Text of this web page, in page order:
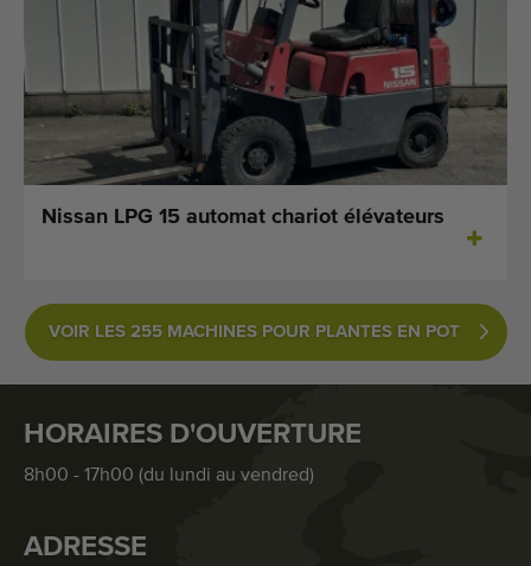
Nissan LPG 15 automat chariot élévateurs
VOIR LES 255 MACHINES POUR PLANTES EN POT
HORAIRES D'OUVERTURE
8h00 - 17h00 (du lundi au vendred)
ADRESSE